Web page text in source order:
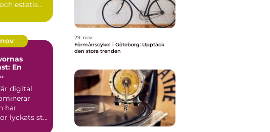
estetis...
En
digital
har
lyckats stå
29. nov
Förmånscykel i Göteborg: Upptäck
den stora trenden